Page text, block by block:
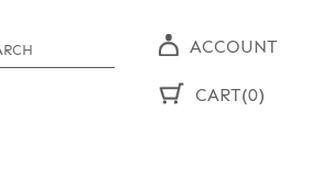
ACCOUNT
CART(0)